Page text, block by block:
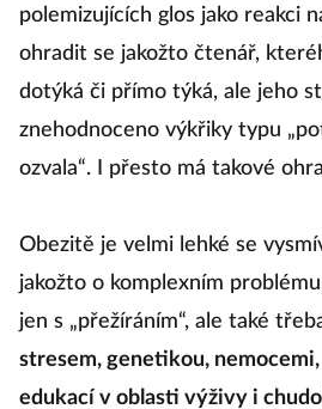
polemizujících glos jako reakci
ohradit se jakožto čtenář,
dotýká či přímo týká, ale jeho
znehodnoceno výkřiky typu
ozvala“. I přesto má takové
Obezitě je velmi lehké se
jakožto o komplexním
jen s „přežíráním“, ale také
stresem, genetikou,
edukací v oblasti výživy i